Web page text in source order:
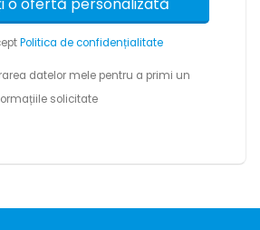
Politica de confidențialitate
datelor mele pentru a primi un
solicitate